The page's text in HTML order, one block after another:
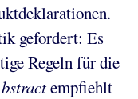
gefordert: Es
Regeln für die
empfiehlt